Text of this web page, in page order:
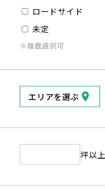
ロードサイド
未定
※複数選択可
エリアを選ぶ
坪以上